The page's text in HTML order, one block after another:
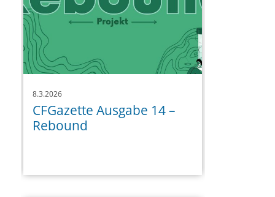
8.3.2026
CFGazette Ausgabe 14 –
Rebound